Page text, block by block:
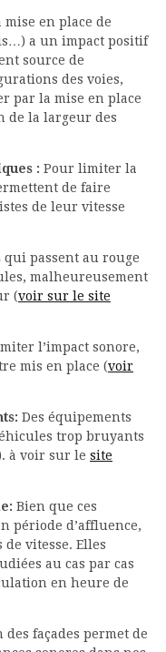
mise en place de
a un impact positif
source de
des voies,
par la mise en place
de la largeur des
: Pour limiter la
de faire
de leur vitesse
qui passent au rouge
malheureusement
(voir sur le site
l’impact sonore,
mis en place (voir
Des équipements
trop bruyants
à voir sur le site
Bien que ces
période d’affluence,
de vitesse. Elles
au cas par cas
en heure de
des façades permet de